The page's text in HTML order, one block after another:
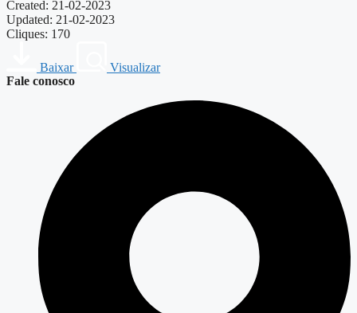
Created: 21-02-2023
Updated: 21-02-2023
Cliques: 170
Baixar
Visualizar
Fale conosco